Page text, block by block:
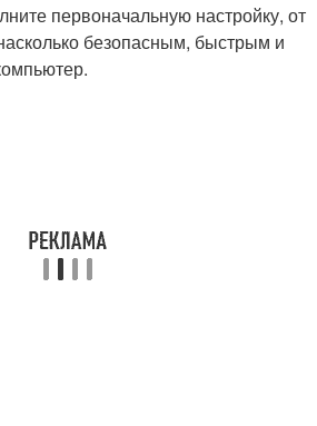
первоначальную настройку, от
безопасным, быстрым и